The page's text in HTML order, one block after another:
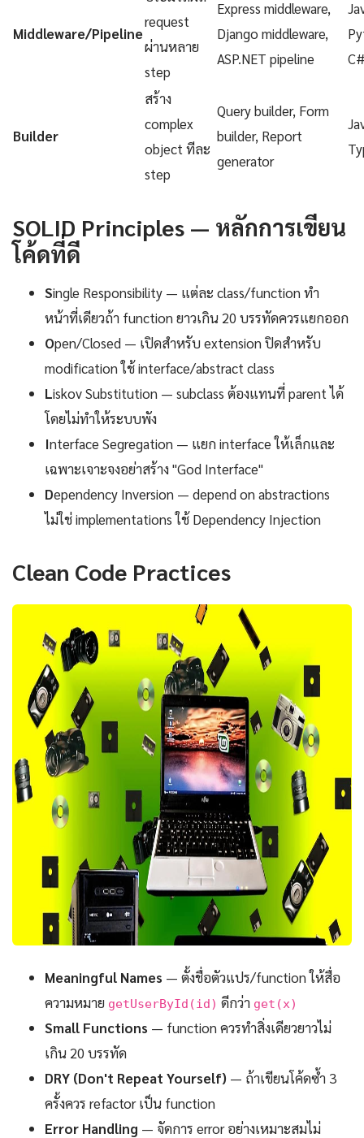
Middleware/Pipeline
request
ผ่านหลาย
step
Express middleware,
Django middleware,
ASP.NET pipeline
Builder
สร้าง
complex
object ทีละ
step
Query builder, Form
builder, Report
generator
SOLID Principles — หลักการเขียน
โค้ดที่ดี
Single Responsibility — แต่ละ class/function ทำ
หน้าที่เดียวถ้า function ยาวเกิน 20 บรรทัดควรแยกออก
Open/Closed — เปิดสำหรับ extension ปิดสำหรับ
modification ใช้ interface/abstract class
Liskov Substitution — subclass ต้องแทนที่ parent ได้
โดยไม่ทำให้ระบบพัง
Interface Segregation — แยก interface ให้เล็กและ
เฉพาะเจาะจงอย่าสร้าง "God Interface"
Dependency Inversion — depend on abstractions
ไม่ใช่ implementations ใช้ Dependency Injection
Clean Code Practices
Meaningful Names — ตั้งชื่อตัวแปร/function ให้สื่อ
ความหมาย getUserById(id) ดีกว่า get(x)
Small Functions — function ควรทำสิ่งเดียวยาวไม่
เกิน 20 บรรทัด
DRY (Don't Repeat Yourself) — ถ้าเขียนโค้ดซ้ำ 3
ครั้งควร refactor เป็น function
Error Handling — จัดการ error อย่างเหมาะสมไม่